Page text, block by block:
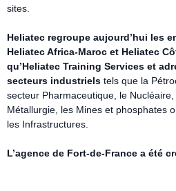
sites.
Heliatec regroupe aujourd’hui les
Heliatec Africa-Maroc et Heliatec
qu’Heliatec Training Services et
secteurs industriels tels que la
secteur Pharmaceutique, le
Métallurgie, les Mines et phosphates
les Infrastructures.
L’agence de Fort-de-France a été